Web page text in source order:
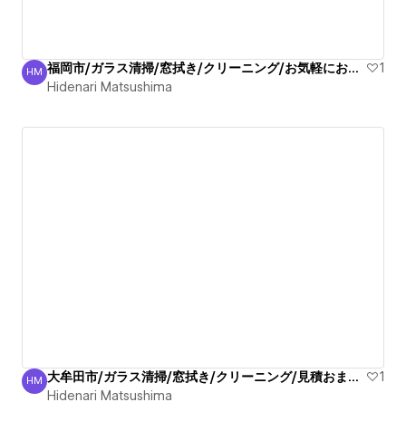
Hidenari Matsushima
HM 福岡市/ガラス清掃/窓拭き/クリーニング/お気軽にお問合せ
1
Hidenari Matsushima
Hidenari Matsushima
HM 大牟田市/ガラス清掃/窓拭き/クリーニング/見積おまかせ！
1
Hidenari Matsushima